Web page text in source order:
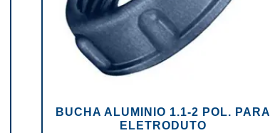
BUCHA ALUMINIO 1.1-2 POL. PARA
ELETRODUTO